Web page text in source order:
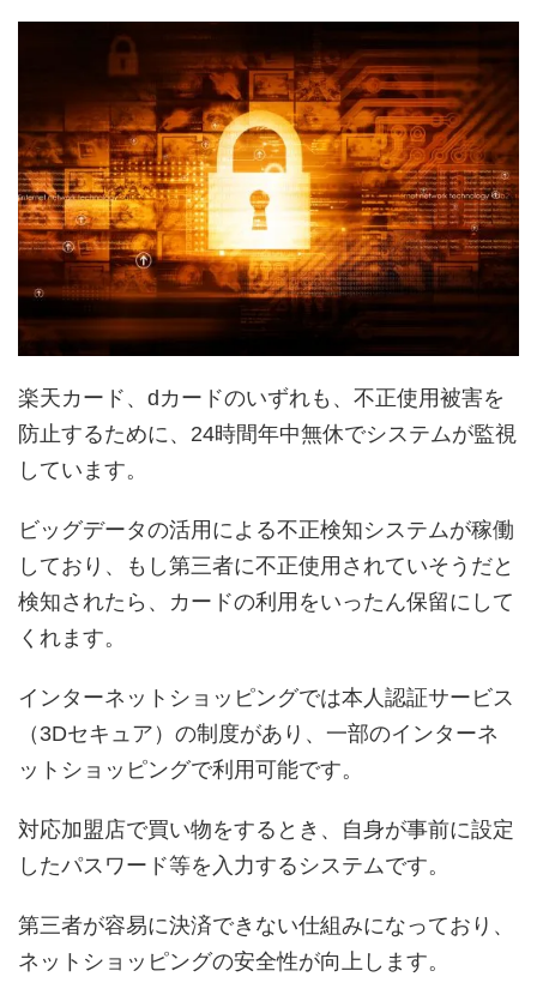
楽天カード、dカードのいずれも、不正使用被害を
防止するために、24時間年中無休でシステムが監視
しています。
ビッグデータの活用による不正検知システムが稼働
しており、もし第三者に不正使用されていそうだと
検知されたら、カードの利用をいったん保留にして
くれます。
インターネットショッピングでは本人認証サービス
（3Dセキュア）の制度があり、一部のインターネ
ットショッピングで利用可能です。
対応加盟店で買い物をするとき、自身が事前に設定
したパスワード等を入力するシステムです。
第三者が容易に決済できない仕組みになっており、
ネットショッピングの安全性が向上します。